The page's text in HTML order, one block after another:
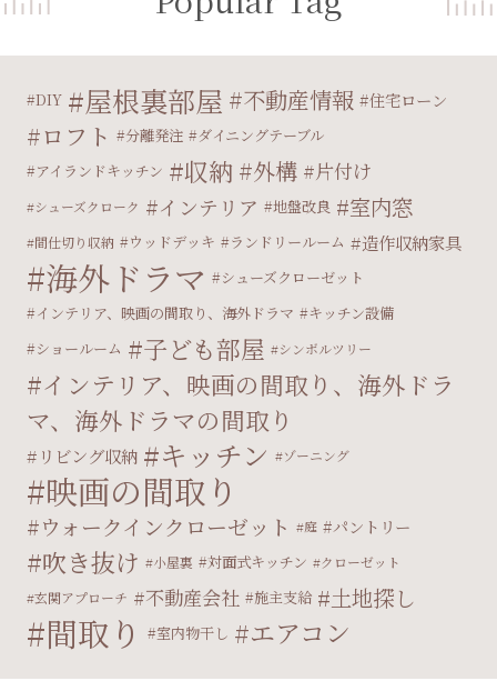
DIY 屋根裏部屋 不動産情報 住宅ローン
ロフト 分離発注
ダイニングテーブル
アイランドキッチン
収納 外構 片付け
シューズクローク インテリア 地盤改良 室内窓
間仕切り収納 ウッドデッキ ランドリールーム 造作収納家具
海外ドラマ
シューズクローゼット
インテリア、映画の間取り、海外ドラマ
キッチン設備
ショールーム
子ども部屋 シンボルツリー
インテリア、映画の間取り、海外ドラ
マ、海外ドラマの間取り
リビング収納 キッチン ゾーニング
映画の間取り
ウォークインクローゼット 庭 パントリー
吹き抜け 小屋裏 対面式キッチン
クローゼット
玄関アプローチ
不動産会社 施主支給 土地探し
間取り 室内物干し エアコン